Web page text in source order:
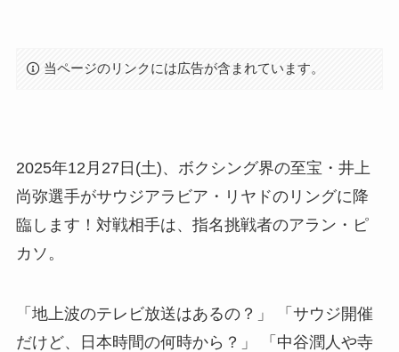
当ページのリンクには広告が含まれています。
2025年12月27日(土)、ボクシング界の至宝・井上
尚弥選手がサウジアラビア・リヤドのリングに降
臨します！対戦相手は、指名挑戦者のアラン・ピ
カソ。
「地上波のテレビ放送はあるの？」 「サウジ開催
だけど、日本時間の何時から？」 「中谷潤人や寺